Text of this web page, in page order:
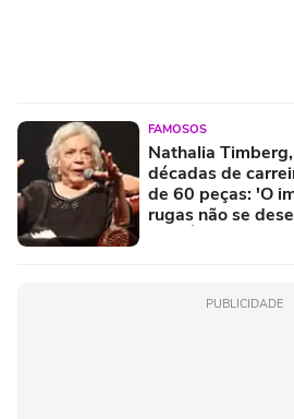
FAMOSOS
Nathalia
décadas de
de 60 peças: 'O
rugas não se
PUBLICIDADE